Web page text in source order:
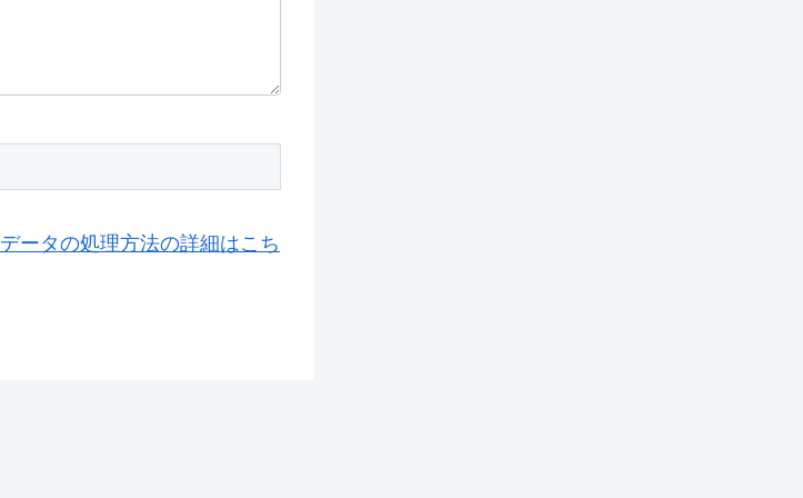
データの処理方法の詳細はこち